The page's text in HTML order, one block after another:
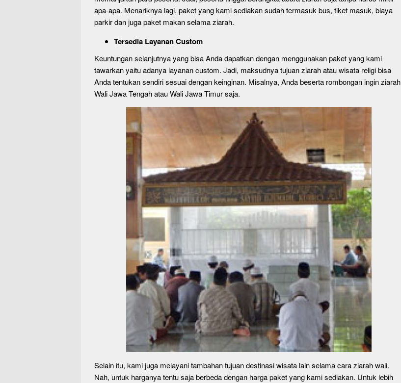
apa-apa. Menariknya lagi, paket yang kami sediakan sudah termasuk bus, tiket masuk, biaya
parkir dan juga paket makan selama ziarah.
Tersedia Layanan Custom
Keuntungan selanjutnya yang bisa Anda dapatkan dengan menggunakan paket yang kami
tawarkan yaitu adanya layanan custom. Jadi, maksudnya tujuan ziarah atau wisata religi bisa
Anda tentukan sendiri sesuai dengan keinginan. Misalnya, Anda beserta rombongan ingin ziarah
Wali Jawa Tengah atau Wali Jawa Timur saja.
Selain itu, kami juga melayani tambahan tujuan destinasi wisata lain selama cara ziarah wali.
Nah, untuk harganya tentu saja berbeda dengan harga paket yang kami sediakan. Untuk lebih